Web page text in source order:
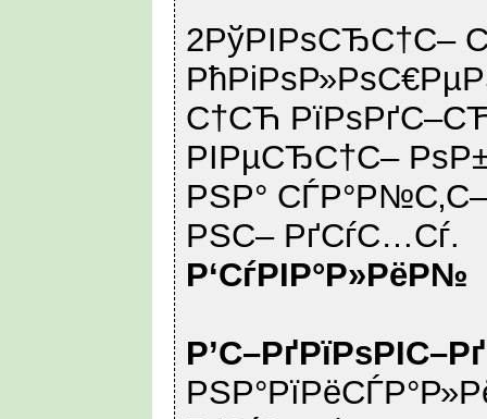
2РўРІРѕСЂС†С–
С†СЋ
РІРµСЂС†С–
РЅР°
РЅС– РґСѓС…Сѓ.
Р‘СѓРІР°Р»РёР№